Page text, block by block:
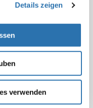
Details zeigen
verwenden
geschaffen werden.
werden“, so